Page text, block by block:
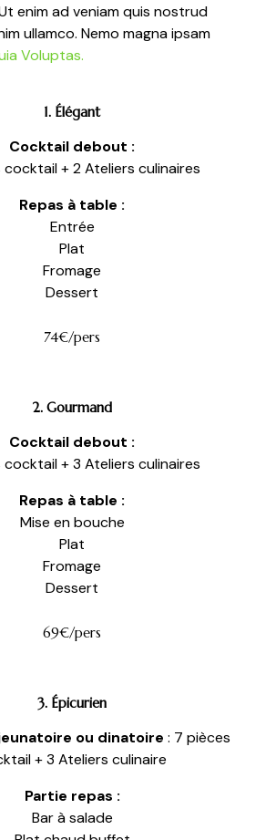
enim ad veniam quis nostrud
ullamco. Nemo magna ipsam
Voluptas.
1. Élégant
Cocktail debout :
cocktail + 2 Ateliers culinaires
Repas à table :
Entrée
Plat
Fromage
Dessert
74€/pers
2. Gourmand
Cocktail debout :
cocktail + 3 Ateliers culinaires
Repas à table :
Mise en bouche
Plat
Fromage
Dessert
69€/pers
3. Épicurien
ou dinatoire : 7 pièces
+ 3 Ateliers culinaire
Partie repas :
Bar à salade